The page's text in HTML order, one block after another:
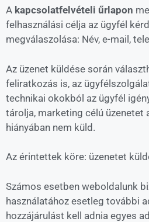
A kapcsolatfelvételi űrlapon
felhasználási célja az ügyfél
megválaszolása: Név, e-mail,
Az üzenet küldése során
feliratkozás is, az
technikai okokból az ügyfél
tárolja, marketing célú üzenetet
hiányában nem küld.
Az érintettek köre: üzenetet
Számos esetben weboldalunk
használatához esetleg további
hozzájárulást kell adnia egyes